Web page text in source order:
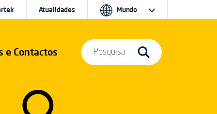
e Contactos
Atualidades Mundo
Pesquisa